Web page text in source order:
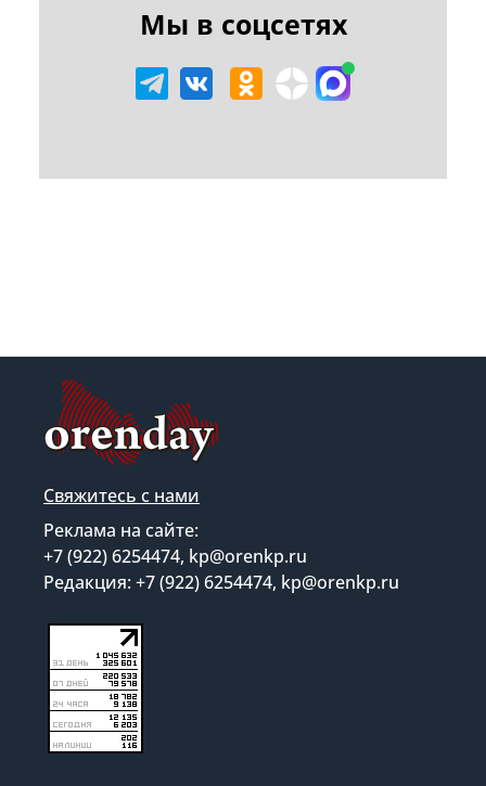
Мы в соцсетях
Свяжитесь с нами
Реклама на сайте:
+7 (922) 6254474, kp@orenkp.ru
Редакция: +7 (922) 6254474, kp@orenkp.ru